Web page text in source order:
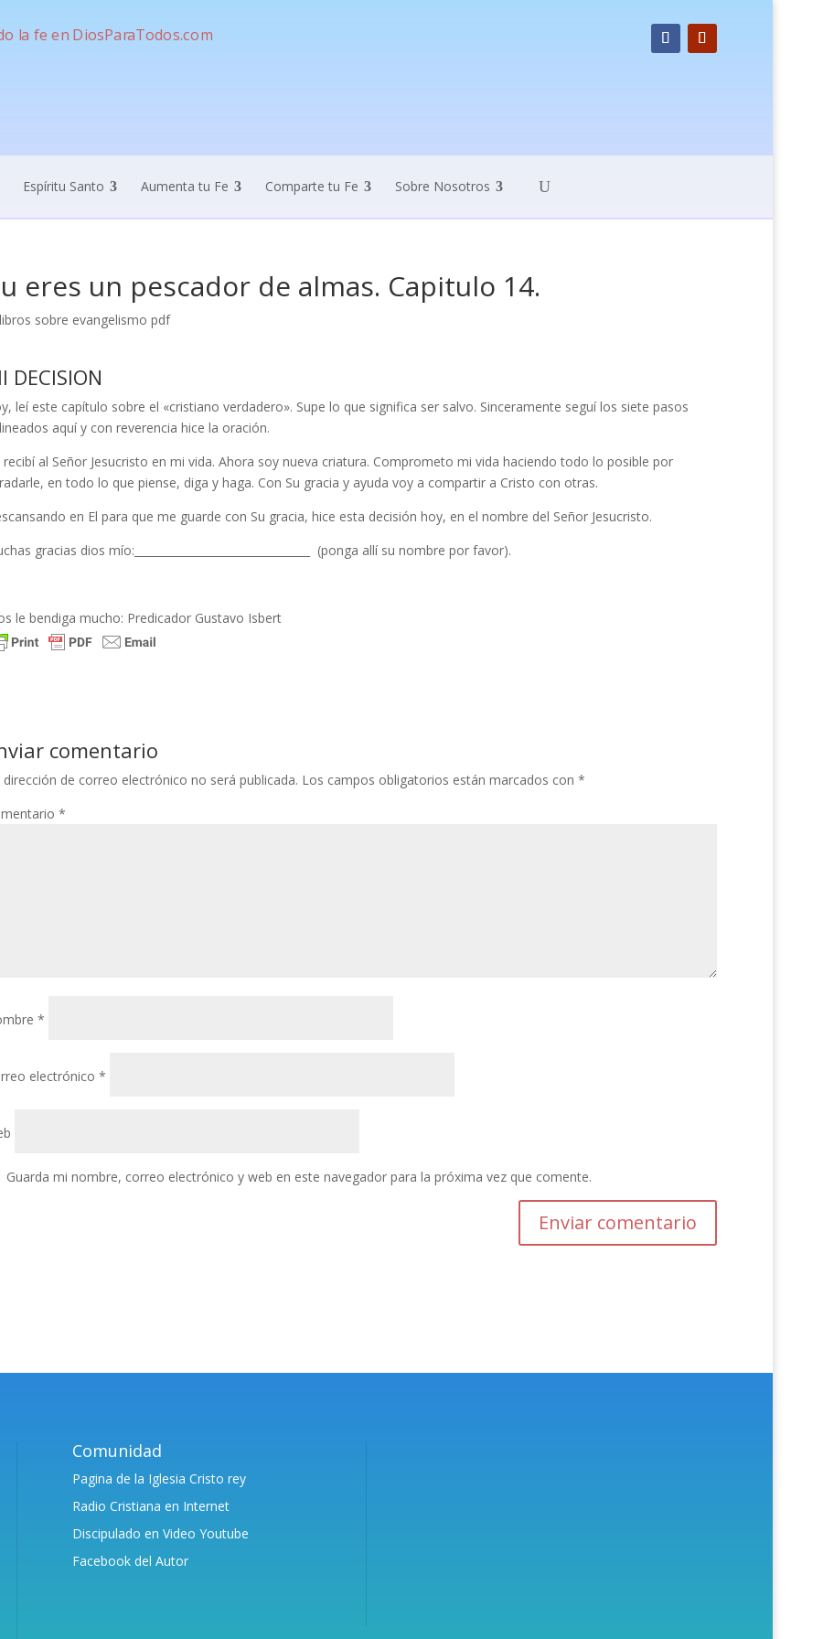
Espíritu Santo Aumenta tu Fe Comparte tu Fe Sobre Nosotros
eres un pescador de almas. Capitulo 14.
DECISION
leí este capítulo sobre el «cristiano verdadero». Supe lo que significa ser salvo. Sinceramente seguí los siete pasos
aquí y con reverencia hice la oración.
recibí al Señor Jesucristo en mi vida. Ahora soy nueva criatura. Comprometo mi vida haciendo todo lo posible por
en todo lo que piense, diga y haga. Con Su gracia y ayuda voy a compartir a Cristo con otras.
en El para que me guarde con Su gracia, hice esta decisión hoy, en el nombre del Señor Jesucristo.
gracias dios mío:________________________________ (ponga allí su nombre por favor).
le bendiga mucho: Predicador Gustavo Isbert
comentario
dirección de correo electrónico no será publicada. Los campos obligatorios están marcados con *
*
*
electrónico *
Guarda mi nombre, correo electrónico y web en este navegador para la próxima vez que comente.
Comunidad
Pagina de la Iglesia Cristo rey
Radio Cristiana en Internet
Discipulado en Video Youtube
Facebook del Autor